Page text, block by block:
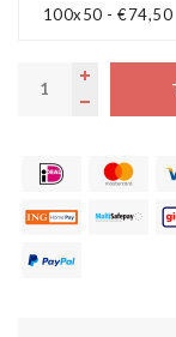
100x50 - €74,50